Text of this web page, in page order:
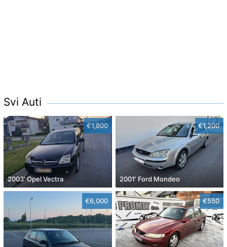
Svi Auti
€1,800
2003' Opel Vectra
€1,200
2001' Ford Mondeo
€6,000 €550